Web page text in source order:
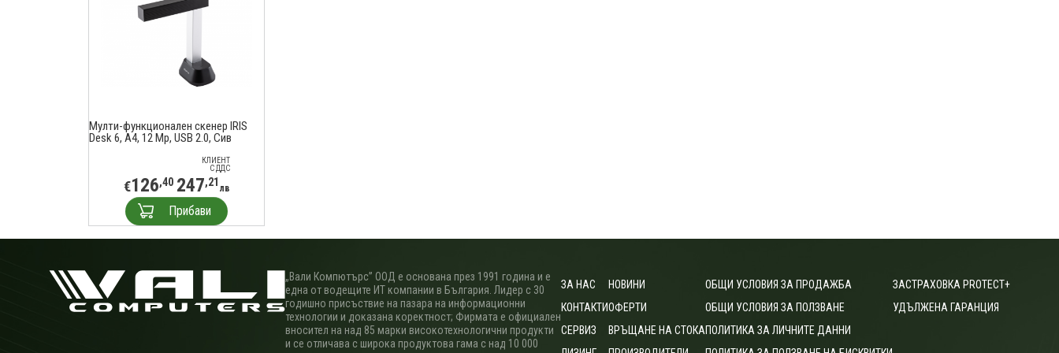
Мулти-функционален скенер IRIS
Desk 6, A4, 12 Mp, USB 2.0, Сив
КЛИЕНТ
С ДДС
€126,40 247,21 лв
Прибави
„Вали Компютърс” ООД е основана през 1991 година и е
една от водещите ИТ компании в България. Лидер с 30
годишно присъствие на пазара на информационни
технологии и доказана коректност; Фирмата е официален
вносител на над 85 марки високотехнологични продукти
и се отличава с широка продуктова гама с над 10 000
ЗА НАС
КОНТАКТИ
СЕРВИЗ
НОВИНИ
ОФЕРТИ
ВРЪЩАНЕ НА СТОКА
ОБЩИ УСЛОВИЯ ЗА ПРОДАЖБА
ОБЩИ УСЛОВИЯ ЗА ПОЛЗВАНЕ
ПОЛИТИКА ЗА ЛИЧНИТЕ ДАННИ
ЗАСТРАХОВКА PROTECT+
УДЪЛЖЕНА ГАРАНЦИЯ